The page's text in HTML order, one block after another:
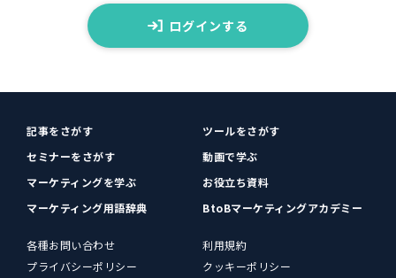
ログインする
記事をさがす
ツールをさがす
セミナーをさがす
動画で学ぶ
マーケティングを学ぶ
お役立ち資料
マーケティング用語辞典
BtoBマーケティングアカデミー
各種お問い合わせ
利用規約
プライバシーポリシー
クッキーポリシー